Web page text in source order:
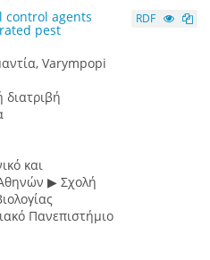
control agents
pest
Varympopi
διατριβή
και
▶ Σχολή
Πανεπιστήμιο
RDF